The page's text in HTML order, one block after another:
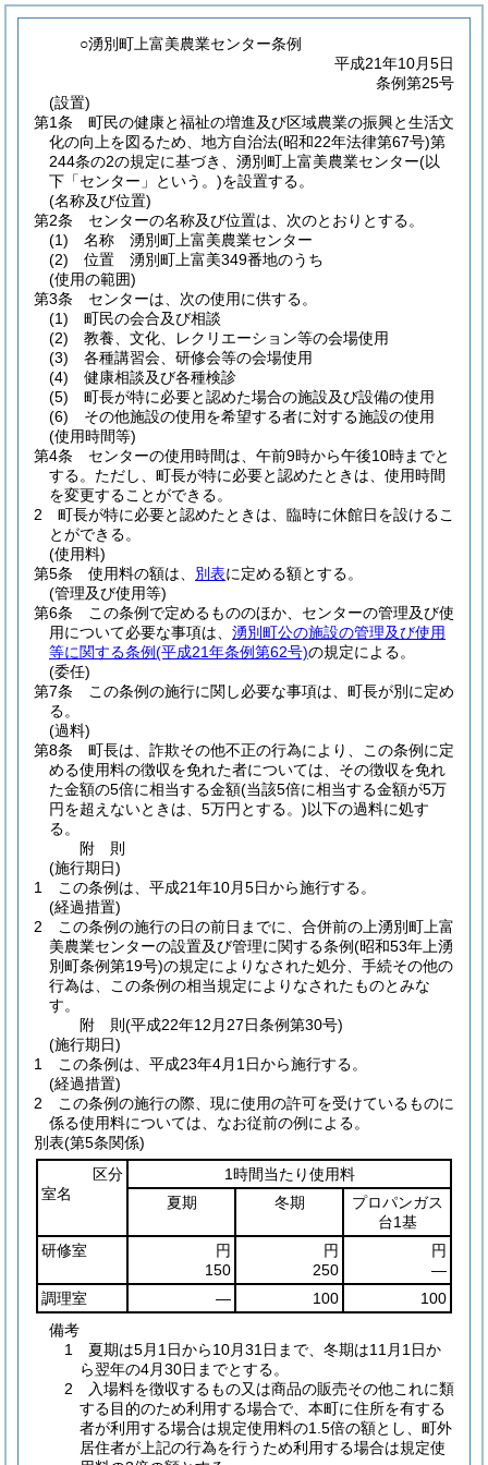
○湧別町上富美農業センター条例
平成21年10月5日
条例第25号
(設置)
第1条
町民の健康と福祉の増進及び区域農業の振興と生活文
化の向上を図るため、地方自治法(昭和22年法律第67号)第
244条の2の規定に基づき、湧別町上富美農業センター(以
下「センター」という。)を設置する。
(名称及び位置)
第2条
センターの名称及び位置は、次のとおりとする。
(1)
名称 湧別町上富美農業センター
(2)
位置 湧別町上富美349番地のうち
(使用の範囲)
第3条
センターは、次の使用に供する。
(1)
町民の会合及び相談
(2)
教養、文化、レクリエーション等の会場使用
(3)
各種講習会、研修会等の会場使用
(4)
健康相談及び各種検診
(5)
町長が特に必要と認めた場合の施設及び設備の使用
(6)
その他施設の使用を希望する者に対する施設の使用
(使用時間等)
第4条
センターの使用時間は、午前9時から午後10時までと
する。 ただし、町長が特に必要と認めたときは、使用時間
を変更することができる。
2
町長が特に必要と認めたときは、臨時に休館日を設けるこ
とができる。
(使用料)
第5条
使用料の額は、 別表に定める額とする。
(管理及び使用等)
第6条
この条例で定めるもののほか、センターの管理及び使
用について必要な事項は、 湧別町公の施設の管理及び使用
等に関する条例(平成21年条例第62号)の規定による。
(委任)
第7条
この条例の施行に関し必要な事項は、町長が別に定め
る。
(過料)
第8条
町長は、詐欺その他不正の行為により、この条例に定
める使用料の徴収を免れた者については、その徴収を免れ
た金額の5倍に相当する金額(当該5倍に相当する金額が5万
円を超えないときは、5万円とする。)以下の過料に処す
る。
附 則
(施行期日)
1
この条例は、平成21年10月5日から施行する。
(経過措置)
2
この条例の施行の日の前日までに、合併前の上湧別町上富
美農業センターの設置及び管理に関する条例(昭和53年上湧
別町条例第19号)の規定によりなされた処分、手続その他の
行為は、この条例の相当規定によりなされたものとみな
す。
附 則(平成22年12月27日条例第30号)
(施行期日)
1
この条例は、平成23年4月1日から施行する。
(経過措置)
2
この条例の施行の際、現に使用の許可を受けているものに
係る使用料については、なお従前の例による。
別表(第5条関係)
区分
室名
1時間当たり使用料
夏期
冬期
プロパンガス
台1基
研修室
円
150
円
250
円
―
調理室
― 100
100
備考
1 夏期は5月1日から10月31日まで、冬期は11月1日か
ら翌年の4月30日までとする。
2 入場料を徴収するもの又は商品の販売その他これに類
する目的のため利用する場合で、本町に住所を有する
者が利用する場合は規定使用料の1.5倍の額とし、町外
居住者が上記の行為を行うため利用する場合は規定使